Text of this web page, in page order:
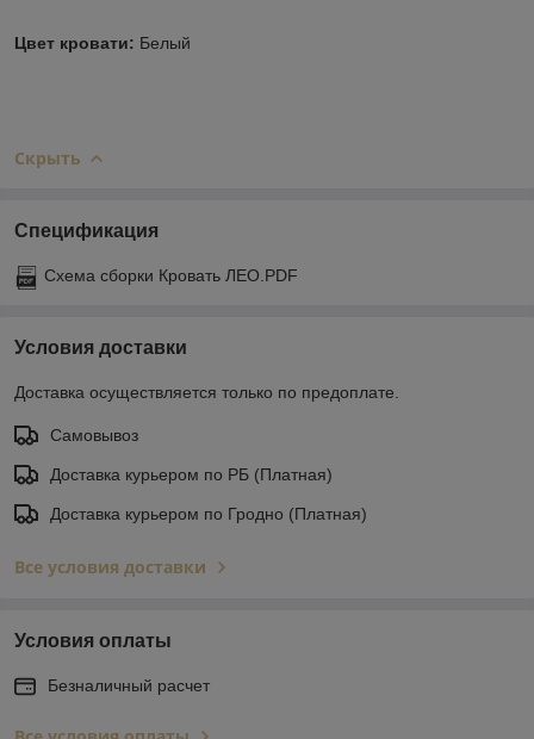
Цвет кровати: Белый
Скрыть
Спецификация
Схема сборки Кровать ЛЕО.PDF
Условия доставки
Доставка осуществляется только по предоплате.
Самовывоз
Доставка курьером по РБ (Платная)
Доставка курьером по Гродно (Платная)
Все условия доставки
Условия оплаты
Безналичный расчет